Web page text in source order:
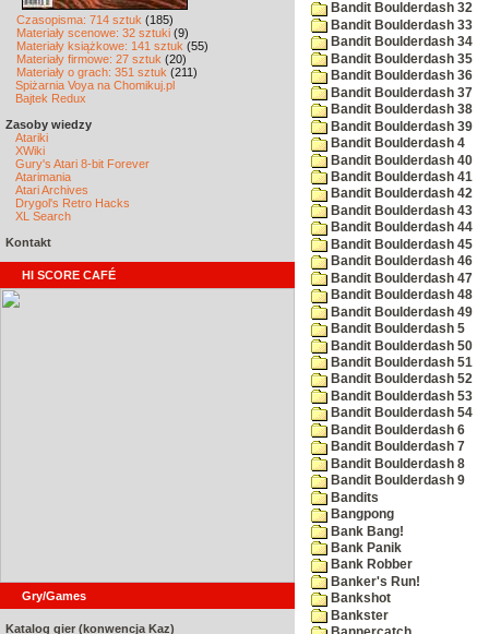
Czasopisma: 714 sztuk (185)
Materiały scenowe: 32 sztuki (9)
Materiały książkowe: 141 sztuk (55)
Materiały firmowe: 27 sztuk (20)
Materiały o grach: 351 sztuk (211)
Spiżarnia Voya na Chomikuj.pl
Bajtek Redux
Zasoby wiedzy
Atariki
XWiki
Gury's Atari 8-bit Forever
Atarimania
Atari Archives
Drygol's Retro Hacks
XL Search
Kontakt
HI SCORE CAFÉ
Gry/Games
Katalog gier (konwencja Kaz)
Bandit Boulderdash 32
Bandit Boulderdash 33
Bandit Boulderdash 34
Bandit Boulderdash 35
Bandit Boulderdash 36
Bandit Boulderdash 37
Bandit Boulderdash 38
Bandit Boulderdash 39
Bandit Boulderdash 4
Bandit Boulderdash 40
Bandit Boulderdash 41
Bandit Boulderdash 42
Bandit Boulderdash 43
Bandit Boulderdash 44
Bandit Boulderdash 45
Bandit Boulderdash 46
Bandit Boulderdash 47
Bandit Boulderdash 48
Bandit Boulderdash 49
Bandit Boulderdash 5
Bandit Boulderdash 50
Bandit Boulderdash 51
Bandit Boulderdash 52
Bandit Boulderdash 53
Bandit Boulderdash 54
Bandit Boulderdash 6
Bandit Boulderdash 7
Bandit Boulderdash 8
Bandit Boulderdash 9
Bandits
Bangpong
Bank Bang!
Bank Panik
Bank Robber
Banker's Run!
Bankshot
Bankster